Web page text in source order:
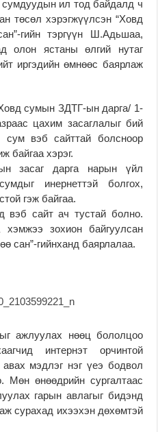
ил тод байдалд ч
төсөл хэрэгжүүлсэн “Ховд
гийн тэргүүн Ш.Адьшаа,
олон ястаны өлгий нутаг
иргэдийн өмнөөс баярлаж
сумын ЗДТГ-ын дарга/ 1-
цахим засаглалыг бий
вэб сайттай болсноор
байгаа хэрэг.
засаг дарга нарын үйл
инернеттэй болгох,
гэж байгаа.
вэб сайт ач тустай болно.
зохион байгуулсан
сан”-гийнханд баярлалаа.
ажлуулах нөөц бололцоо
интернэт орчинтой
мэдлэг нэг үеэ бодвол
Мөн өнөөдрийн сургалтаас
гарын авлагыг бидэнд
сурахад ихээхэн дөхөмтэй